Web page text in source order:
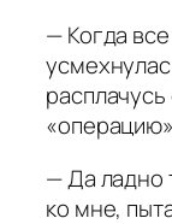
— Когда
— Да ладно
ко мне,